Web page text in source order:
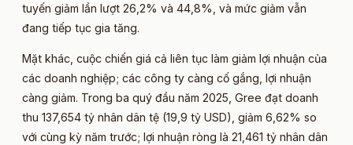
tuyến giảm lần lượt 26,2% và 44,8%, và mức giảm vẫn
đang tiếp tục gia tăng.
Mặt khác, cuộc chiến giá cả liên tục làm giảm lợi nhuận của
các doanh nghiệp; các công ty càng cố gắng, lợi nhuận
càng giảm. Trong ba quý đầu năm 2025, Gree đạt doanh
thu 137,654 tỷ nhân dân tệ (19,9 tỷ USD), giảm 6,62% so
với cùng kỳ năm trước; lợi nhuận ròng là 21,461 tỷ nhân dân